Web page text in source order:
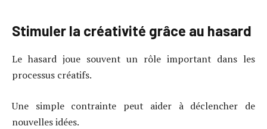
Stimuler la créativité grâce au hasard
Le hasard joue souvent un rôle important dans les
processus créatifs.
Une simple contrainte peut aider à déclencher de
nouvelles idées.